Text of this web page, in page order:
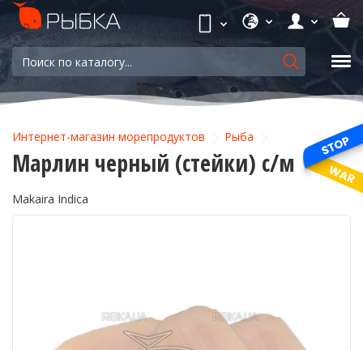
Интернет-магазин морепродуктов Рыба
Марлин черный (стейки) с/м
Makaira Indica